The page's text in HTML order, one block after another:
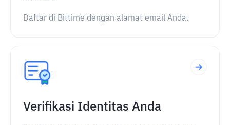
Daftar di Bittime dengan alamat email Anda.
Verifikasi Identitas Anda